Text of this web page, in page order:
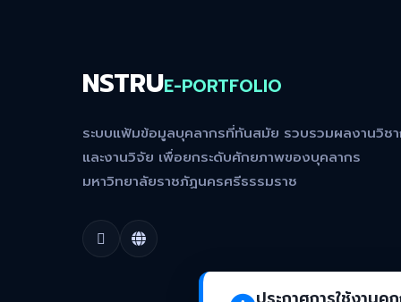
NSTRUE-PORTFOLIO
ระบบแฟ้มข้อมูลบุคลากรที่ทันสมัย รวบรวมผลงานวิชา
และงานวิจัย เพื่อยกระดับศักยภาพของบุคลากร
มหาวิทยาลัยราชภัฏนครศรีธรรมราช